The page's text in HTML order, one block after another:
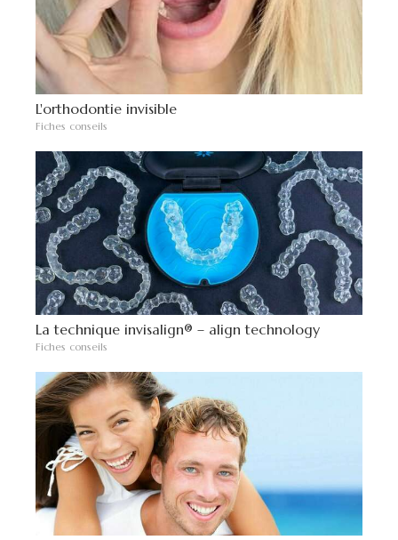
L'orthodontie invisible
Fiches conseils
La technique invisalign® – align technology
Fiches conseils